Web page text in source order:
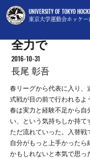
UNIVERSITY OF TOKYO
東京大学運動会ホッケー
全力で
2016-10-31
長尾 彰吾
春リーグから代表に入り、
式戦が目の前で行われるよ
春は実力と経験不足から自
い、という気持ちしか持て
ただ流れていった。入替戦
自分がもっと上手かったら
かもしれないと本気で思っ